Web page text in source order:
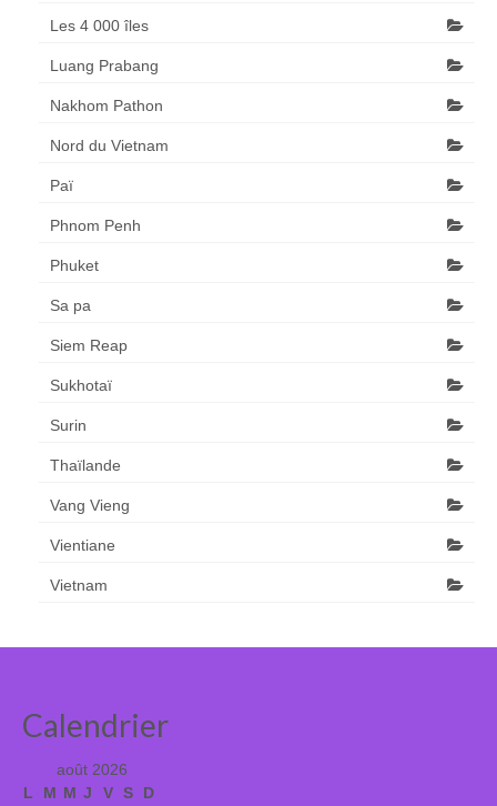
Les 4 000 îles
Luang Prabang
Nakhom Pathon
Nord du Vietnam
Paï
Phnom Penh
Phuket
Sa pa
Siem Reap
Sukhotaï
Surin
Thaïlande
Vang Vieng
Vientiane
Vietnam
Calendrier
août 2026
L
M M J V S D